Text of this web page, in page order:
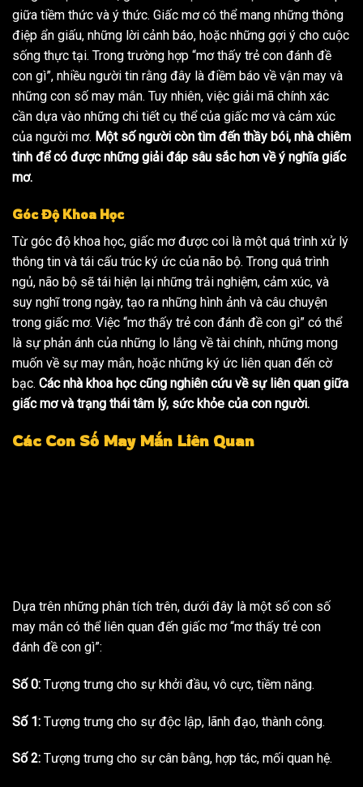
giữa tiềm thức và ý thức. Giấc mơ có thể mang những thông
điệp ẩn giấu, những lời cảnh báo, hoặc những gợi ý cho cuộc
sống thực tại. Trong trường hợp “mơ thấy trẻ con đánh đề
con gì”, nhiều người tin rằng đây là điềm báo về vận may và
những con số may mắn. Tuy nhiên, việc giải mã chính xác
cần dựa vào những chi tiết cụ thể của giấc mơ và cảm xúc
của người mơ. Một số người còn tìm đến thầy bói, nhà chiêm
tinh để có được những giải đáp sâu sắc hơn về ý nghĩa giấc
mơ.
Góc Độ Khoa Học
Từ góc độ khoa học, giấc mơ được coi là một quá trình xử lý
thông tin và tái cấu trúc ký ức của não bộ. Trong quá trình
ngủ, não bộ sẽ tái hiện lại những trải nghiệm, cảm xúc, và
suy nghĩ trong ngày, tạo ra những hình ảnh và câu chuyện
trong giấc mơ. Việc “mơ thấy trẻ con đánh đề con gì” có thể
là sự phản ánh của những lo lắng về tài chính, những mong
muốn về sự may mắn, hoặc những ký ức liên quan đến cờ
bạc. Các nhà khoa học cũng nghiên cứu về sự liên quan giữa
giấc mơ và trạng thái tâm lý, sức khỏe của con người.
Các Con Số May Mắn Liên Quan
Dựa trên những phân tích trên, dưới đây là một số con số
may mắn có thể liên quan đến giấc mơ “mơ thấy trẻ con
đánh đề con gì”:
Số 0: Tượng trưng cho sự khởi đầu, vô cực, tiềm năng.
Số 1: Tượng trưng cho sự độc lập, lãnh đạo, thành công.
Số 2: Tượng trưng cho sự cân bằng, hợp tác, mối quan hệ.